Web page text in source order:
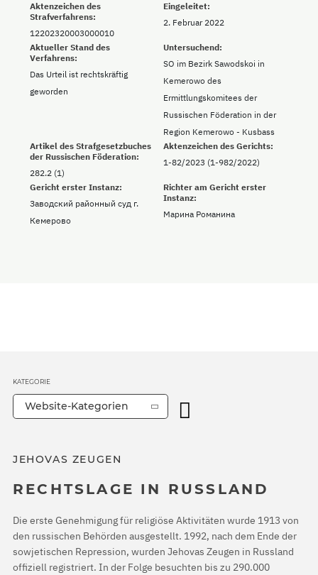
Aktenzeichen des
Strafverfahrens:
12202320003000010
Eingeleitet:
2. Februar 2022
Aktueller Stand des
Verfahrens:
Das Urteil ist rechtskräftig
geworden
Untersuchend:
SO im Bezirk Sawodskoi in
Kemerowo des
Ermittlungskomitees der
Russischen Föderation in der
Region Kemerowo - Kusbass
Artikel des Strafgesetzbuches
der Russischen Föderation:
282.2 (1)
Aktenzeichen des Gerichts:
1-82/2023 (1-982/2022)
Gericht erster Instanz:
Заводский районный суд г.
Кемерово
Richter am Gericht erster
Instanz:
Марина Романина
JEHOVAS ZEUGEN
RECHTSLAGE IN RUSSLAND
Die erste Genehmigung für religiöse Aktivitäten wurde 1913 von
den russischen Behörden ausgestellt. 1992, nach dem Ende der
sowjetischen Repression, wurden Jehovas Zeugen in Russland
offiziell registriert. In der Folge besuchten bis zu 290.000
KATEGORIE
Website-Kategorien